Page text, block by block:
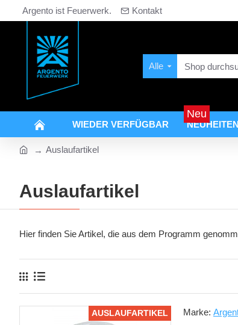
Argento ist Feuerwerk. Kontakt
Alle
WIEDER VERFÜGBAR
Neu
Auslaufartikel
Auslaufartikel
Hier finden Sie Artikel, die aus dem Programm
AUSLAUFARTIKEL Marke: